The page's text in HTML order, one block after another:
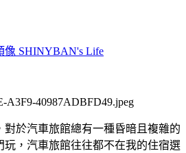
SHINYBAN's Life
於汽車旅館總有一種昏暗且複雜的
玩，汽車旅館往往都不在我的住宿選